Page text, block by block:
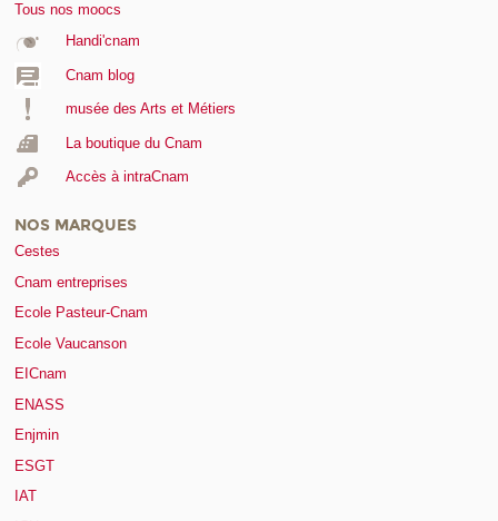
Tous nos moocs
Handi'cnam
Cnam blog
musée des Arts et Métiers
La boutique du Cnam
Accès à intraCnam
NOS MARQUES
Cestes
Cnam entreprises
Ecole Pasteur-Cnam
Ecole Vaucanson
EICnam
ENASS
Enjmin
ESGT
IAT